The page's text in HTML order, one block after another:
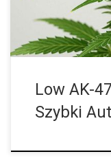
Low AK-
Szybki